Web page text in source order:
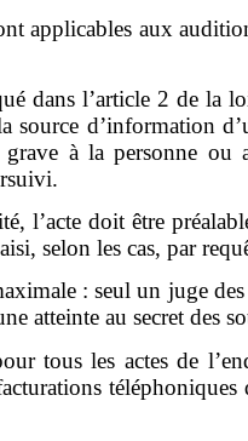
applicables aux
dans l’article 2 de la
source d’information
à la personne ou
l’acte doit être
selon les cas, par
: seul un juge
atteinte au secret des
tous les actes de